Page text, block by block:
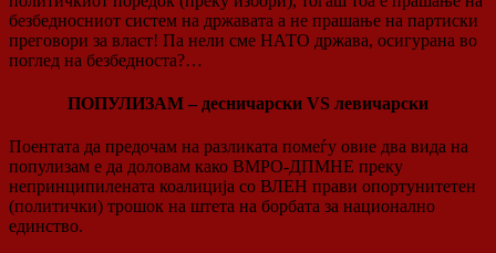
безбедносниот систем на државата а не прашање на партиски
преговори за власт! Па нели сме НАТО држава, осигурана во
поглед на безбедноста?…
ПОПУЛИЗАМ – десничарски VS левичарски
Поентата да предочам на разликата помеѓу овие два вида на
популизам е да доловам како ВМРО-ДПМНЕ преку
непринципилената коалиција со ВЛЕН прави опортунитетен
(политички) трошок на штета на борбата за национално
единство.